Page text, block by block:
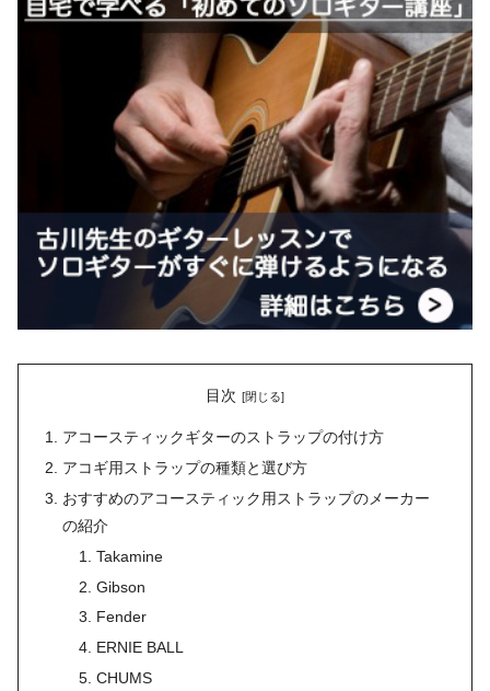
目次
アコースティックギターのストラップの付け方
アコギ用ストラップの種類と選び方
おすすめのアコースティック用ストラップのメーカー
の紹介
Takamine
Gibson
Fender
ERNIE BALL
CHUMS